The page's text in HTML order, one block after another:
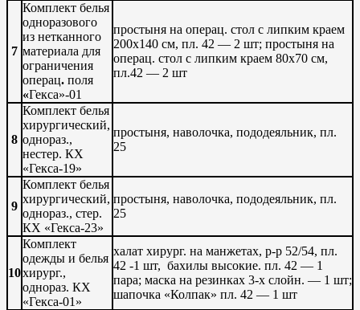
7
Комплект белья
одноразового
из нетканного
материала для
ограничения
операц. поля
«Гекса»-01
простыня на операц. стол с липким краем
200х140 см, пл. 42 — 2 шт; простыня на
операц. стол с липким краем 80х70 см,
пл.42 — 2 шт
8
Комплект белья
хирургический,
однораз.,
нестер. КХ
«Гекса-19»
простыня, наволочка, пододеяльник, пл.
25
9
Комплект белья
хирургический,
однораз., стер.
КХ «Гекса-23»
простыня, наволочка, пододеяльник, пл.
25
10
Комплект
одежды и белья
хирург.,
однораз. КХ
«Гекса-01»
халат хирург. на манжетах, р-р 52/54, пл.
42 -1 шт, бахилы высокие. пл. 42 — 1
пара; маска на резинках 3-х слойн. — 1 шт;
шапочка «Колпак» пл. 42 — 1 шт